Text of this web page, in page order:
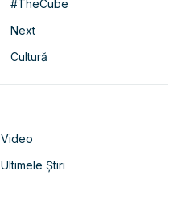
#TheCube
Next
Cultură
Video
Ultimele Știri